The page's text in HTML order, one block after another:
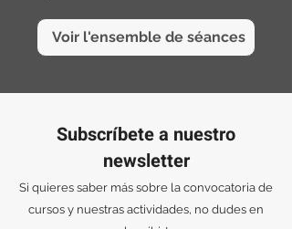
pesos
chiliens
Voir l'ensemble de séances
Subscríbete a nuestro
newsletter
Si quieres saber más sobre la convocatoria de
cursos y nuestras actividades, no dudes en